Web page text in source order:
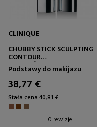
CLINIQUE
CHUBBY STICK SCULPTING
CONTOUR
MAKIJAŻ DO ZDEFINIOWANIA
Podstawy do makijazu
38,77 €
Stała cena 40,81 €
0 rewizje